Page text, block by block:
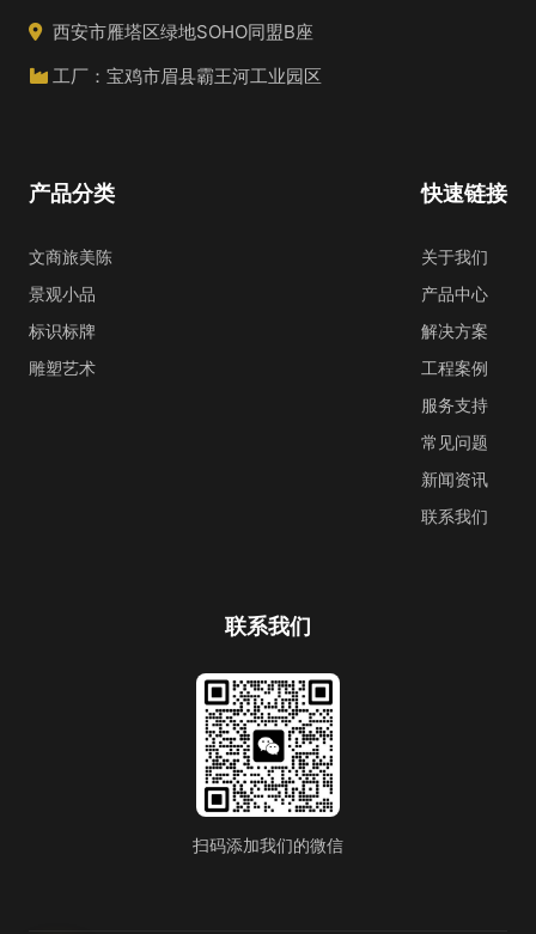
西安市雁塔区绿地SOHO同盟B座
工厂：宝鸡市眉县霸王河工业园区
快速链接
关于我们
产品中心
解决方案
工程案例
服务支持
常见问题
新闻资讯
联系我们
产品分类
文商旅美陈
景观小品
标识标牌
雕塑艺术
联系我们
扫码添加我们的微信